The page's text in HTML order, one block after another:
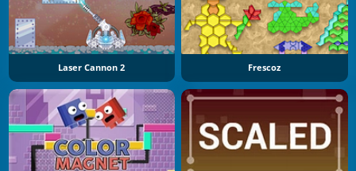
Laser Cannon 2 Frescoz